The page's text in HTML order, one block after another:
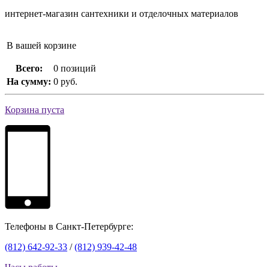
интернет-магазин сантехники и отделочных материалов
В вашей корзине
Всего:
0 позиций
На сумму: 0 руб.
Корзина пуста
Телефоны в Санкт-Петербурге:
(812) 642-92-33 /(812) 939-42-48